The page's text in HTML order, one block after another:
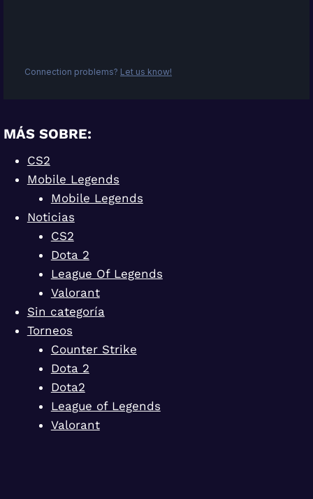
MÁS SOBRE:
CS2
Mobile Legends
Mobile Legends
Noticias
CS2
Dota 2
League Of Legends
Valorant
Sin categoría
Torneos
Counter Strike
Dota 2
Dota2
League of Legends
Valorant